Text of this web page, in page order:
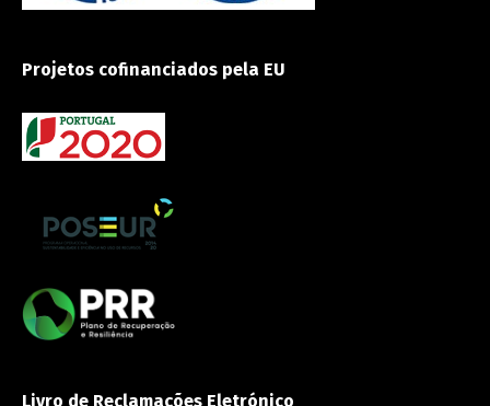
Projetos cofinanciados pela EU
Livro de Reclamações Eletrónico